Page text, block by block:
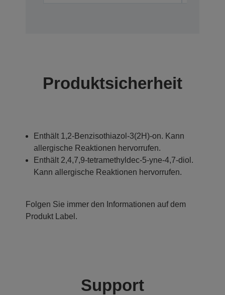
Produktsicherheit
Enthält 1,2-Benzisothiazol-3(2H)-on. Kann
allergische Reaktionen hervorrufen.
Enthält 2,4,7,9-tetramethyldec-5-yne-4,7-diol.
Kann allergische Reaktionen hervorrufen.
Folgen Sie immer den Informationen auf dem
Produkt Label.
Support